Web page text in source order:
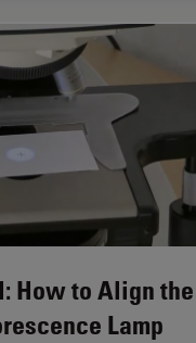
How to Align the
Lamp